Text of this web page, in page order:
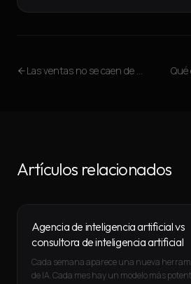
Artículos relacionados
Agencia de inteligencia artificial vs
consultora de inteligencia artificial
Cada semana aparece una nueva
de IA. Cada mes hay un modelo más